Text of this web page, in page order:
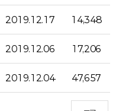
2019.12.17 14,348
2019.12.06 17,206
2019.12.04 47,657